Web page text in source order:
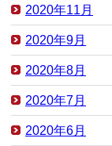
2020年11月
2020年9月
2020年8月
2020年7月
2020年6月